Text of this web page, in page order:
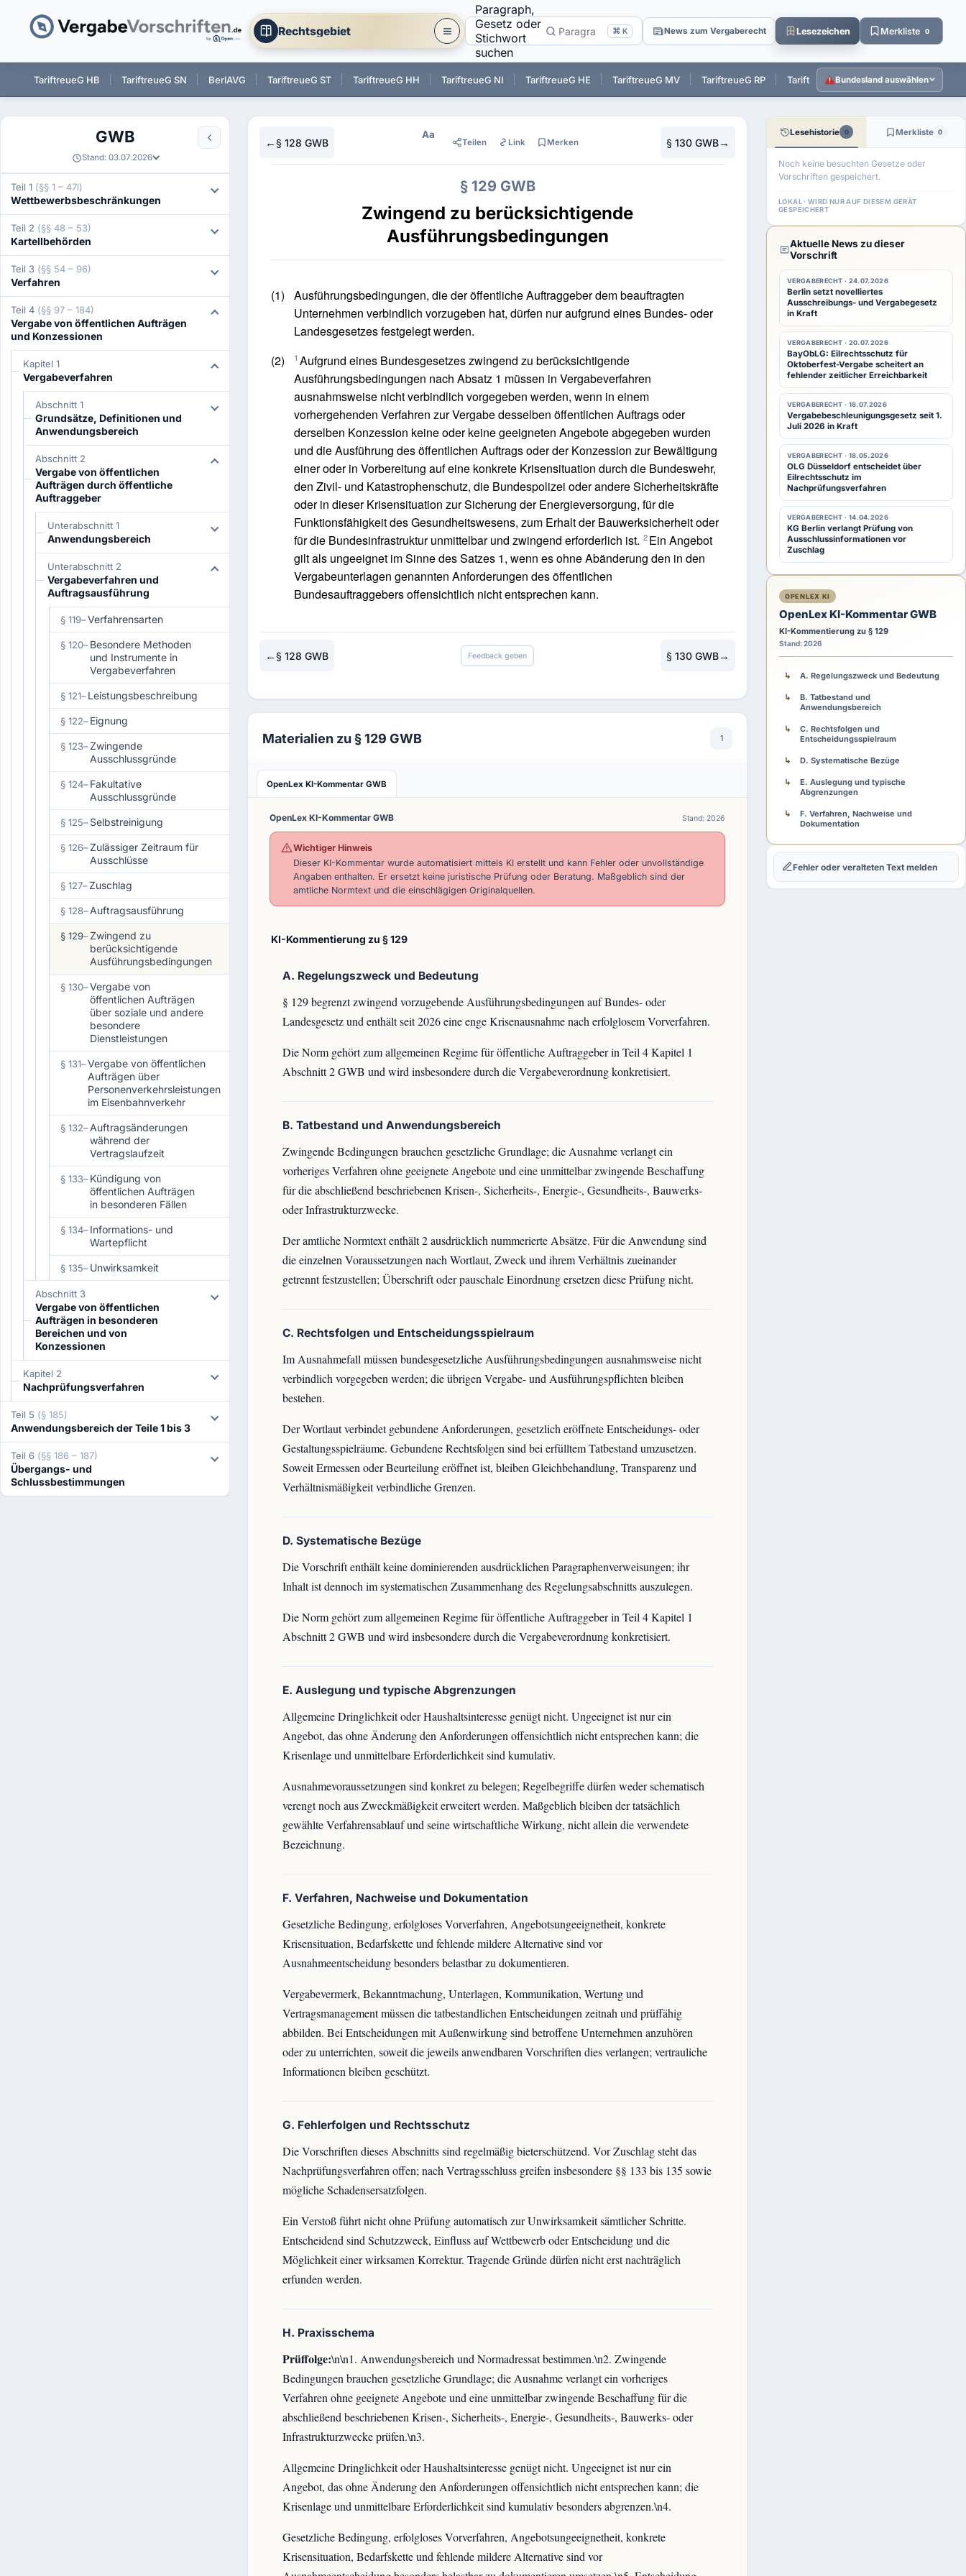
Rechtsgebiet
Paragraph,
Gesetz oder
Stichwort
suchen
⌘ K News zum Vergaberecht Lesezeichen Merkliste 0
TariftreueG HB TariftreueG SN BerlAVG TariftreueG ST TariftreueG HH TariftreueG NI TariftreueG HE TariftreueG MV TariftreueG RP TariftreueG SL TariftreueG SH
Bundesland auswählen
GWB
Stand: 03.07.2026
Teil 1 (§§ 1 – 47l)
Wettbewerbsbeschränkungen
Teil 2 (§§ 48 – 53)
Kartellbehörden
Teil 3 (§§ 54 – 96)
Verfahren
Teil 4 (§§ 97 – 184)
Vergabe von öffentlichen Aufträgen
und Konzessionen
Kapitel 1
Vergabeverfahren
Abschnitt 1
Grundsätze, Definitionen und
Anwendungsbereich
Abschnitt 2
Vergabe von öffentlichen
Aufträgen durch öffentliche
Auftraggeber
Unterabschnitt 1
Anwendungsbereich
Unterabschnitt 2
Vergabeverfahren und
Auftragsausführung
§ 119–Verfahrensarten
§ 120–Besondere Methoden
und Instrumente in
Vergabeverfahren
§ 121–Leistungsbeschreibung
§ 122–Eignung
§ 123–Zwingende
Ausschlussgründe
§ 124–Fakultative
Ausschlussgründe
§ 125–Selbstreinigung
§ 126–Zulässiger Zeitraum für
Ausschlüsse
§ 127–Zuschlag
§ 128–Auftragsausführung
§ 129–Zwingend zu
berücksichtigende
Ausführungsbedingungen
§ 130–Vergabe von
öffentlichen Aufträgen
über soziale und andere
besondere
Dienstleistungen
§ 131–Vergabe von öffentlichen
Aufträgen über
Personenverkehrsleistungen
im Eisenbahnverkehr
§ 132–Auftragsänderungen
während der
Vertragslaufzeit
§ 133–Kündigung von
öffentlichen Aufträgen
in besonderen Fällen
§ 134–Informations- und
Wartepflicht
§ 135–Unwirksamkeit
Abschnitt 3
Vergabe von öffentlichen
Aufträgen in besonderen
Bereichen und von
Konzessionen
Kapitel 2
Nachprüfungsverfahren
Teil 5 (§ 185)
Anwendungsbereich der Teile 1 bis 3
Teil 6 (§§ 186 – 187)
Übergangs- und
Schlussbestimmungen
←§ 128 GWB
Aa
Teilen Link Merken § 130 GWB→
§ 129 GWB
Zwingend zu berücksichtigende
Ausführungsbedingungen
(1)
Ausführungsbedingungen, die der öffentliche Auftraggeber dem beauftragten
Unternehmen verbindlich vorzugeben hat, dürfen nur aufgrund eines Bundes- oder
Landesgesetzes festgelegt werden.
(2)
1 Aufgrund eines Bundesgesetzes zwingend zu berücksichtigende
Ausführungsbedingungen nach Absatz 1 müssen in Vergabeverfahren
ausnahmsweise nicht verbindlich vorgegeben werden, wenn in einem
vorhergehenden Verfahren zur Vergabe desselben öffentlichen Auftrags oder
derselben Konzession keine oder keine geeigneten Angebote abgegeben wurden
und die Ausführung des öffentlichen Auftrags oder der Konzession zur Bewältigung
einer oder in Vorbereitung auf eine konkrete Krisensituation durch die Bundeswehr,
den Zivil- und Katastrophenschutz, die Bundespolizei oder andere Sicherheitskräfte
oder in dieser Krisensituation zur Sicherung der Energieversorgung, für die
Funktionsfähigkeit des Gesundheitswesens, zum Erhalt der Bauwerksicherheit oder
für die Bundesinfrastruktur unmittelbar und zwingend erforderlich ist. 2 Ein Angebot
gilt als ungeeignet im Sinne des Satzes 1, wenn es ohne Abänderung den in den
Vergabeunterlagen genannten Anforderungen des öffentlichen
Bundesauftraggebers offensichtlich nicht entsprechen kann.
←§ 128 GWB Feedback geben § 130 GWB→
Materialien zu § 129 GWB 1
OpenLex KI-Kommentar GWB
OpenLex KI-Kommentar GWB Stand: 2026
Wichtiger Hinweis
Dieser KI-Kommentar wurde automatisiert mittels KI erstellt und kann Fehler oder unvollständige
Angaben enthalten. Er ersetzt keine juristische Prüfung oder Beratung. Maßgeblich sind der
amtliche Normtext und die einschlägigen Originalquellen.
KI-Kommentierung zu § 129
A. Regelungszweck und Bedeutung
§ 129 begrenzt zwingend vorzugebende Ausführungsbedingungen auf Bundes- oder
Landesgesetz und enthält seit 2026 eine enge Krisenausnahme nach erfolglosem Vorverfahren.
Die Norm gehört zum allgemeinen Regime für öffentliche Auftraggeber in Teil 4 Kapitel 1
Abschnitt 2 GWB und wird insbesondere durch die Vergabeverordnung konkretisiert.
B. Tatbestand und Anwendungsbereich
Zwingende Bedingungen brauchen gesetzliche Grundlage; die Ausnahme verlangt ein
vorheriges Verfahren ohne geeignete Angebote und eine unmittelbar zwingende Beschaffung
für die abschließend beschriebenen Krisen-, Sicherheits-, Energie-, Gesundheits-, Bauwerks-
oder Infrastrukturzwecke.
Der amtliche Normtext enthält 2 ausdrücklich nummerierte Absätze. Für die Anwendung sind
die einzelnen Voraussetzungen nach Wortlaut, Zweck und ihrem Verhältnis zueinander
getrennt festzustellen; Überschrift oder pauschale Einordnung ersetzen diese Prüfung nicht.
C. Rechtsfolgen und Entscheidungsspielraum
Im Ausnahmefall müssen bundesgesetzliche Ausführungsbedingungen ausnahmsweise nicht
verbindlich vorgegeben werden; die übrigen Vergabe- und Ausführungspflichten bleiben
bestehen.
Der Wortlaut verbindet gebundene Anforderungen, gesetzlich eröffnete Entscheidungs- oder
Gestaltungsspielräume. Gebundene Rechtsfolgen sind bei erfülltem Tatbestand umzusetzen.
Soweit Ermessen oder Beurteilung eröffnet ist, bleiben Gleichbehandlung, Transparenz und
Verhältnismäßigkeit verbindliche Grenzen.
D. Systematische Bezüge
Die Vorschrift enthält keine dominierenden ausdrücklichen Paragraphenverweisungen; ihr
Inhalt ist dennoch im systematischen Zusammenhang des Regelungsabschnitts auszulegen.
Die Norm gehört zum allgemeinen Regime für öffentliche Auftraggeber in Teil 4 Kapitel 1
Abschnitt 2 GWB und wird insbesondere durch die Vergabeverordnung konkretisiert.
E. Auslegung und typische Abgrenzungen
Allgemeine Dringlichkeit oder Haushaltsinteresse genügt nicht. Ungeeignet ist nur ein
Angebot, das ohne Änderung den Anforderungen offensichtlich nicht entsprechen kann; die
Krisenlage und unmittelbare Erforderlichkeit sind kumulativ.
Ausnahmevoraussetzungen sind konkret zu belegen; Regelbegriffe dürfen weder schematisch
verengt noch aus Zweckmäßigkeit erweitert werden. Maßgeblich bleiben der tatsächlich
gewählte Verfahrensablauf und seine wirtschaftliche Wirkung, nicht allein die verwendete
Bezeichnung.
F. Verfahren, Nachweise und Dokumentation
Gesetzliche Bedingung, erfolgloses Vorverfahren, Angebotsungeeignetheit, konkrete
Krisensituation, Bedarfskette und fehlende mildere Alternative sind vor
Ausnahmeentscheidung besonders belastbar zu dokumentieren.
Vergabevermerk, Bekanntmachung, Unterlagen, Kommunikation, Wertung und
Vertragsmanagement müssen die tatbestandlichen Entscheidungen zeitnah und prüffähig
abbilden. Bei Entscheidungen mit Außenwirkung sind betroffene Unternehmen anzuhören
oder zu unterrichten, soweit die jeweils anwendbaren Vorschriften dies verlangen; vertrauliche
Informationen bleiben geschützt.
G. Fehlerfolgen und Rechtsschutz
Die Vorschriften dieses Abschnitts sind regelmäßig bieterschützend. Vor Zuschlag steht das
Nachprüfungsverfahren offen; nach Vertragsschluss greifen insbesondere §§ 133 bis 135 sowie
mögliche Schadensersatzfolgen.
Ein Verstoß führt nicht ohne Prüfung automatisch zur Unwirksamkeit sämtlicher Schritte.
Entscheidend sind Schutzzweck, Einfluss auf Wettbewerb oder Entscheidung und die
Möglichkeit einer wirksamen Korrektur. Tragende Gründe dürfen nicht erst nachträglich
erfunden werden.
H. Praxisschema
Prüffolge:\n\n1. Anwendungsbereich und Normadressat bestimmen.\n2. Zwingende
Bedingungen brauchen gesetzliche Grundlage; die Ausnahme verlangt ein vorheriges
Verfahren ohne geeignete Angebote und eine unmittelbar zwingende Beschaffung für die
abschließend beschriebenen Krisen-, Sicherheits-, Energie-, Gesundheits-, Bauwerks- oder
Infrastrukturzwecke prüfen.\n3.
Allgemeine Dringlichkeit oder Haushaltsinteresse genügt nicht. Ungeeignet ist nur ein
Angebot, das ohne Änderung den Anforderungen offensichtlich nicht entsprechen kann; die
Krisenlage und unmittelbare Erforderlichkeit sind kumulativ besonders abgrenzen.\n4.
Gesetzliche Bedingung, erfolgloses Vorverfahren, Angebotsungeeignetheit, konkrete
Krisensituation, Bedarfskette und fehlende mildere Alternative sind vor
Lesehistorie 0 Merkliste 0
Noch keine besuchten Gesetze oder
Vorschriften gespeichert.
LOKAL · WIRD NUR AUF DIESEM GERÄT
GESPEICHERT
Aktuelle News zu dieser
Vorschrift
VERGABERECHT · 24.07.2026
Berlin setzt novelliertes
Ausschreibungs- und Vergabegesetz
in Kraft
VERGABERECHT · 20.07.2026
BayObLG: Eilrechtsschutz für
Oktoberfest-Vergabe scheitert an
fehlender zeitlicher Erreichbarkeit
VERGABERECHT · 18.07.2026
Vergabebeschleunigungsgesetz seit 1.
Juli 2026 in Kraft
VERGABERECHT · 18.05.2026
OLG Düsseldorf entscheidet über
Eilrechtsschutz im
Nachprüfungsverfahren
VERGABERECHT · 14.04.2026
KG Berlin verlangt Prüfung von
Ausschlussinformationen vor
Zuschlag
OPENLEX KI
OpenLex KI-Kommentar GWB
KI-Kommentierung zu § 129
Stand: 2026
A. Regelungszweck und Bedeutung
B. Tatbestand und
Anwendungsbereich
C. Rechtsfolgen und
Entscheidungsspielraum
D. Systematische Bezüge
E. Auslegung und typische
Abgrenzungen
F. Verfahren, Nachweise und
Dokumentation
G. Fehlerfolgen und Rechtsschutz
H. Praxisschema
Fehler oder veralteten Text melden